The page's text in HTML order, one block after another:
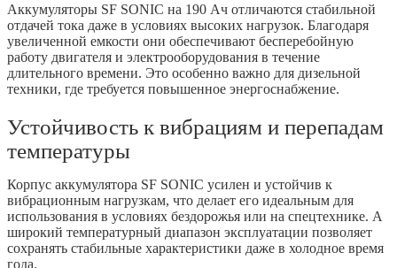
Аккумуляторы SF SONIC на 190 Ач отличаются стабильной
отдачей тока даже в условиях высоких нагрузок. Благодаря
увеличенной емкости они обеспечивают бесперебойную
работу двигателя и электрооборудования в течение
длительного времени. Это особенно важно для дизельной
техники, где требуется повышенное энергоснабжение.
Устойчивость к вибрациям и перепадам
температуры
Корпус аккумулятора SF SONIC усилен и устойчив к
вибрационным нагрузкам, что делает его идеальным для
использования в условиях бездорожья или на спецтехнике. А
широкий температурный диапазон эксплуатации позволяет
сохранять стабильные характеристики даже в холодное время
года.